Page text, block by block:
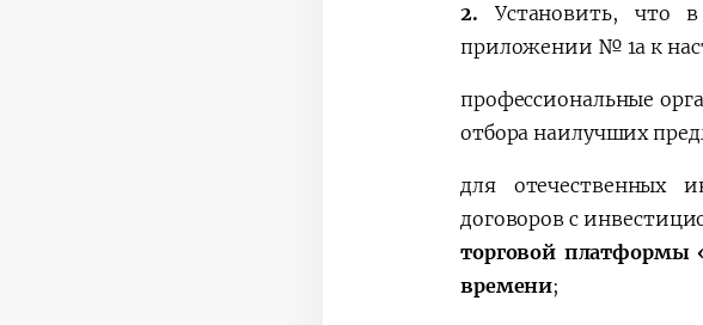
2. Установить, что
приложении № 1а к
профессиональные
отбора наилучших
для отечественных
договоров с
торговой платформы
времени;